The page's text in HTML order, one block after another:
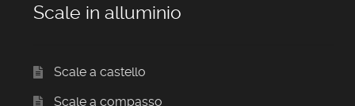
Scale in alluminio
Scale a castello
Scale a compasso